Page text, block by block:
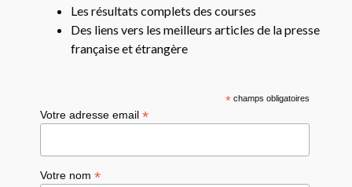
Les résultats complets des courses
Des liens vers les meilleurs articles de la presse
française et étrangère
*champs obligatoires
Votre adresse email*
Votre nom*